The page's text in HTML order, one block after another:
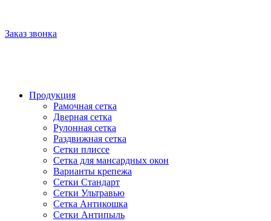
Заказ звонка
Продукция
Рамочная сетка
Дверная сетка
Рулонная сетка
Раздвижная сетка
Сетки плиссе
Сетка для мансардных окон
Варианты крепежа
Сетки Стандарт
Сетки Ультравью
Сетка Антикошка
Сетки Антипыль